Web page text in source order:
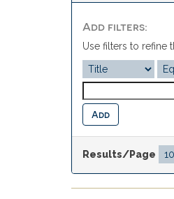
Add filters:
Use filters to refine
Results/Page